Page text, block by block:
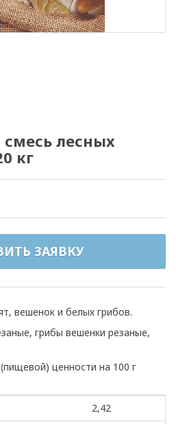
лесных
кг
ЗАЯВКУ
вешенок и белых грибов.
грибы вешенки резаные,
ценности на 100 г
2,42